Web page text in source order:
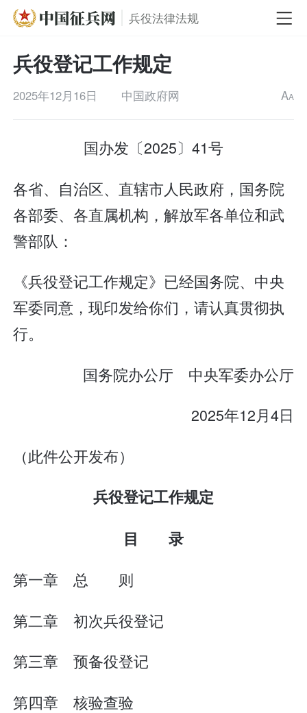
兵役法律法规
兵役登记工作规定
2025年12月16日 中国政府网 AA
国办发〔2025〕41号
各省、自治区、直辖市人民政府，国务院
各部委、各直属机构，解放军各单位和武
警部队：
《兵役登记工作规定》已经国务院、中央
军委同意，现印发给你们，请认真贯彻执
行。
国务院办公厅 中央军委办公厅
2025年12月4日
（此件公开发布）
兵役登记工作规定
目 录
第一章 总 则
第二章 初次兵役登记
第三章 预备役登记
第四章 核验查验